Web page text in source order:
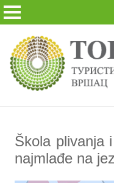
Škola plivanja
najmlađe na